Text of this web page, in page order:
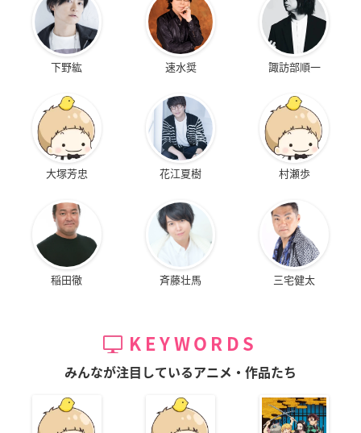
下野紘 速水奨 諏訪部順一
大塚芳忠 花江夏樹 村瀬歩
稲田徹 斉藤壮馬 三宅健太
KEYWORDS
みんなが注目しているアニメ・作品たち